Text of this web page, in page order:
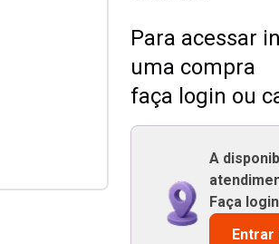
Para acessar
uma compra
faça login ou
A
Faça
Entrar